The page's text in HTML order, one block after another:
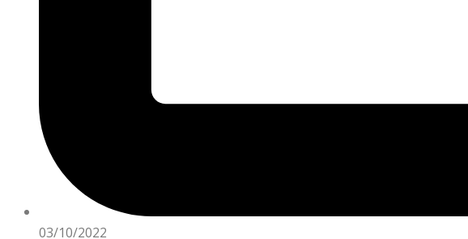
03/10/2022